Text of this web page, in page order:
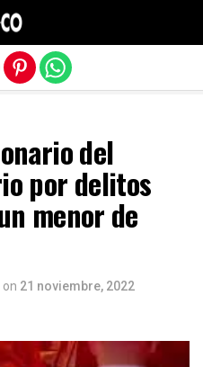
del
por delitos
menor de
on 21 noviembre, 2022
móvil